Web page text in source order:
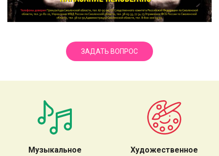
ЗАДАТЬ ВОПРОС
Музыкальное
Художественное